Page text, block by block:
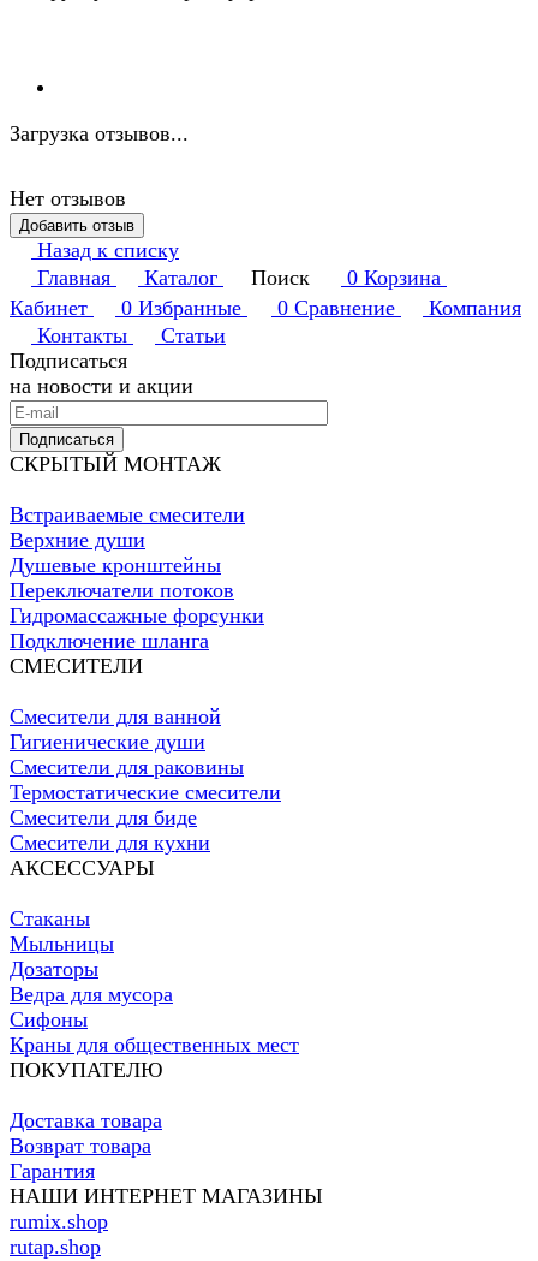
Загрузка отзывов...
Нет отзывов
Добавить отзыв
Назад к списку
Главная
Каталог Поиск 0 Корзина
Кабинет
0 Избранные 0 Сравнение
Компания
Контакты
Статьи
Подписаться
на новости и акции
Подписаться
СКРЫТЫЙ МОНТАЖ
Встраиваемые смесители
Верхние души
Душевые кронштейны
Переключатели потоков
Гидромассажные форсунки
Подключение шланга
СМЕСИТЕЛИ
Смесители для ванной
Гигиенические души
Смесители для раковины
Термостатические смесители
Смесители для биде
Смесители для кухни
АКСЕССУАРЫ
Стаканы
Мыльницы
Дозаторы
Ведра для мусора
Сифоны
Краны для общественных мест
ПОКУПАТЕЛЮ
Доставка товара
Возврат товара
Гарантия
НАШИ ИНТЕРНЕТ МАГАЗИНЫ
rumix.shop
rutap.shop